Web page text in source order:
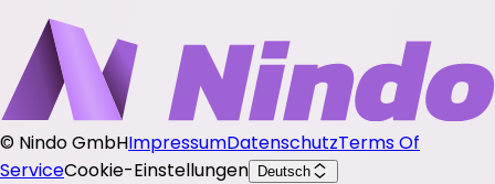
© Nindo GmbHImpressumDatenschutzTerms Of
ServiceCookie-Einstellungen Deutsch